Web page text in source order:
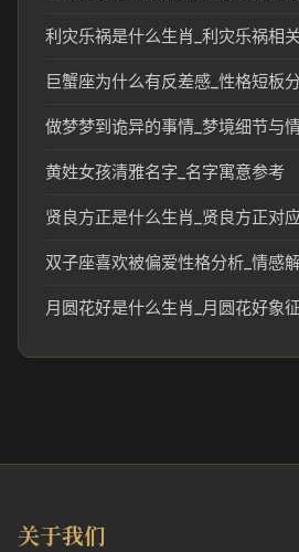
巨蟹座为什么有反差感_性格短板
做梦梦到诡异的事情_梦境细节与
黄姓女孩清雅名字_名字寓意参考
双子座喜欢被偏爱性格分析_情感
月圆花好是什么生肖_月圆花好象
关于我们